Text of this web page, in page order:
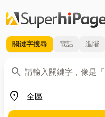
關鍵字搜尋 電話 進階
search
關鍵字
place
地區